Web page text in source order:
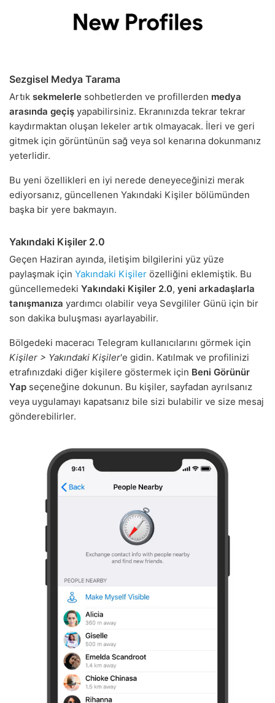
Sezgisel Medya Tarama
Artık sekmelerle sohbetlerden ve profillerden medya
arasında geçiş yapabilirsiniz. Ekranınızda tekrar tekrar
kaydırmaktan oluşan lekeler artık olmayacak. İleri ve geri
gitmek için görüntünün sağ veya sol kenarına dokunmanız
yeterlidir.
Bu yeni özellikleri en iyi nerede deneyeceğinizi merak
ediyorsanız, güncellenen Yakındaki Kişiler bölümünden
başka bir yere bakmayın.
Yakındaki Kişiler 2.0
Geçen Haziran ayında, iletişim bilgilerini yüz yüze
paylaşmak için Yakındaki Kişiler özelliğini eklemiştik. Bu
güncellemedeki Yakındaki Kişiler 2.0, yeni arkadaşlarla
tanışmanıza yardımcı olabilir veya Sevgililer Günü için bir
son dakika buluşması ayarlayabilir.
Bölgedeki maceracı Telegram kullanıcılarını görmek için
Kişiler > Yakındaki Kişiler'e gidin. Katılmak ve profilinizi
etrafınızdaki diğer kişilere göstermek için Beni Görünür
Yap seçeneğine dokunun. Bu kişiler, sayfadan ayrılsanız
veya uygulamayı kapatsanız bile sizi bulabilir ve size mesaj
gönderebilirler.